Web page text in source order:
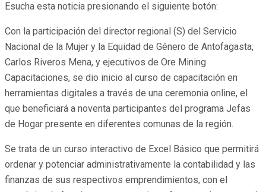
Esucha esta noticia presionando el siguiente botón:
Con la participación del director regional (S) del Servicio
Nacional de la Mujer y la Equidad de Género de Antofagasta,
Carlos Riveros Mena, y ejecutivos de Ore Mining
Capacitaciones, se dio inicio al curso de capacitación en
herramientas digitales a través de una ceremonia online, el
que beneficiará a noventa participantes del programa Jefas
de Hogar presente en diferentes comunas de la región.
Se trata de un curso interactivo de Excel Básico que permitirá
ordenar y potenciar administrativamente la contabilidad y las
finanzas de sus respectivos emprendimientos, con el